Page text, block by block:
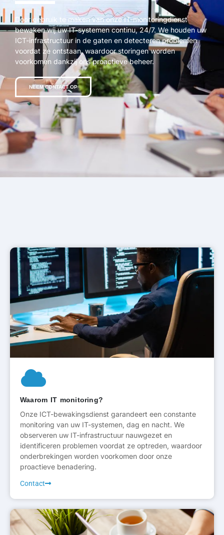
Door gebruik te maken van onze IT-monitoringdienst
bewaken wij uw IT-systemen continu, 24/7. We houden uw
ICT-infrastructuur in de gaten en detecteren problemen
voordat ze ontstaan, waardoor storingen worden
voorkomen dankzij ons proactieve beheer.
NEEM CONTACT OP
Waarom IT monitoring?
Onze ICT-bewakingsdienst garandeert een constante
monitoring van uw IT-systemen, dag en nacht. We
observeren uw IT-infrastructuur nauwgezet en
identificeren problemen voordat ze optreden, waardoor
onderbrekingen worden voorkomen door onze
proactieve benadering.
Contact